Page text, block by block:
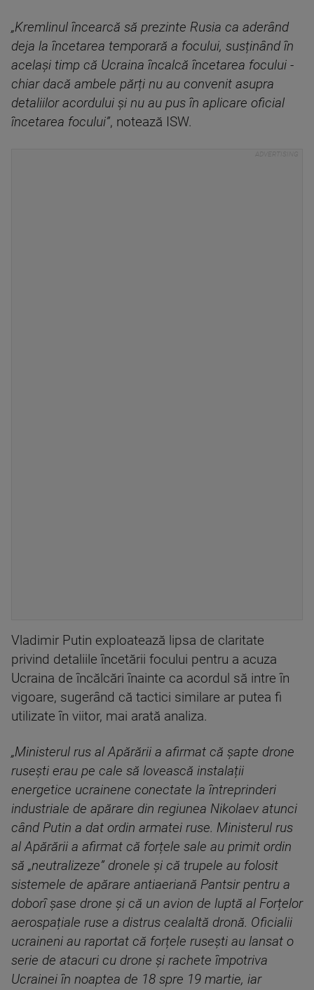
„Kremlinul încearcă să prezinte Rusia ca aderând
deja la încetarea temporară a focului, susținând în
același timp că Ucraina încalcă încetarea focului -
chiar dacă ambele părți nu au convenit asupra
detaliilor acordului și nu au pus în aplicare oficial
încetarea focului”, notează ISW.
Vladimir Putin exploatează lipsa de claritate
privind detaliile încetării focului pentru a acuza
Ucraina de încălcări înainte ca acordul să intre în
vigoare, sugerând că tactici similare ar putea fi
utilizate în viitor, mai arată analiza.
„Ministerul rus al Apărării a afirmat că șapte drone
rusești erau pe cale să lovească instalații
energetice ucrainene conectate la întreprinderi
industriale de apărare din regiunea Nikolaev atunci
când Putin a dat ordin armatei ruse. Ministerul rus
al Apărării a afirmat că forțele sale au primit ordin
să „neutralizeze” dronele și că trupele au folosit
sistemele de apărare antiaeriană Pantsir pentru a
doborî șase drone și că un avion de luptă al Forțelor
aerospațiale ruse a distrus cealaltă dronă. Oficialii
ucraineni au raportat că forțele rusești au lansat o
serie de atacuri cu drone și rachete împotriva
Ucrainei în noaptea de 18 spre 19 martie, iar